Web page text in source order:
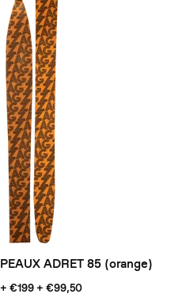
PEAUX ADRET 85 (orange)
+ €199 + €99,50